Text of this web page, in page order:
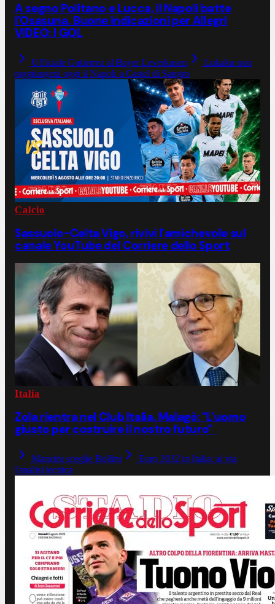
A segno Politano e Lucca, il Napoli batte
l'Osasuna. Buone indicazioni per Allegri
VIDEO: I GOL
Ufficiale Gutierrez al Bayer Leverkusen
Lukaku non
raggiungerà oggi il Napoli a Castel di Sangro
Calcio
Sassuolo-Celta Vigo, rivivi l'amichevole sul
canale YouTube del Corriere dello Sport
Italia
Zola rientra nel Club Italia. Malagò: "L'uomo
giusto per costruire il nostro futuro"
Mancini sceglie Bollini
Euro 2032 in Italia: al via
l'analisi tecnica